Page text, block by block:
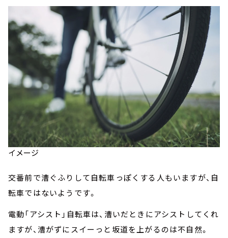
イメージ
交番前で漕ぐふりして自転車っぽくする人もいますが、自
転車ではないようです。
電動「アシスト」自転車は、漕いだときにアシストしてくれ
ますが、漕がずにスイーっと坂道を上がるのは不自然。